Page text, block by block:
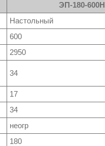
ЭП-180-600Н
На­столь­ный
600
2950
34
17
34
не­огр
180